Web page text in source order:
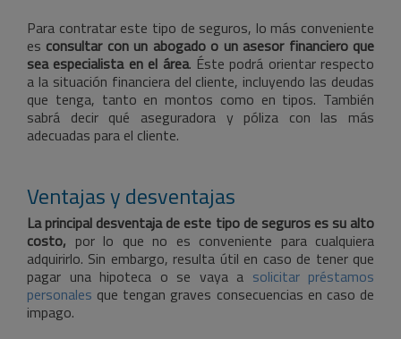
Para contratar este tipo de seguros, lo más conveniente
es consultar con un abogado o un asesor financiero que
sea especialista en el área. Éste podrá orientar respecto
a la situación financiera del cliente, incluyendo las deudas
que tenga, tanto en montos como en tipos. También
sabrá decir qué aseguradora y póliza con las más
adecuadas para el cliente.
Ventajas y desventajas
La principal desventaja de este tipo de seguros es su alto
costo, por lo que no es conveniente para cualquiera
adquirirlo. Sin embargo, resulta útil en caso de tener que
pagar una hipoteca o se vaya a solicitar préstamos
personales que tengan graves consecuencias en caso de
impago.